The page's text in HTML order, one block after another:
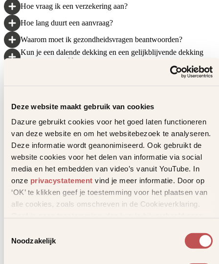
Deze website maakt gebruik van cookies
Dazure gebruikt cookies voor het goed laten functioneren
van deze website en om het websitebezoek te analyseren.
Deze informatie wordt geanonimiseerd. Ook gebruikt de
website cookies voor het delen van informatie via social
media en het embedden van video’s vanuit YouTube. In
onze privacystatement vind je meer informatie. Door op
‘OK’ te klikken geef je toestemming voor het plaatsen van
alle cookies, zoals omschreven in de Cookieverklaring.
Noodzakelijk
Hoe vraag ik een verzekering aan?
Hoe lang duurt een aanvraag?
Waarom moet ik gezondheidsvragen beantwoorden?
Kun je een dalende dekking en een gelijkblijvende dekking
combineren in één polis aanvraag?
Wat moet ik doen als een premie niet is afgeschreven?
Kan ik mijn rekeningnummer wijzigen?
Waarom ontvang ik een jaaroverzicht?
Waarom betaal je soms meer premie, ook al ben je niet ziek?
Niet rokerskorting
Contact en service
Hoe kan ik contact opnemen met Dazure?
Kan ik ook contact opnemen met mijn financieel adviseur?